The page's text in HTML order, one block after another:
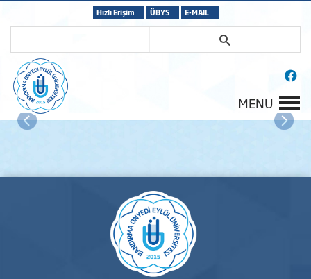
Hızlı Erişim ÜBYS E-MAIL
MENU